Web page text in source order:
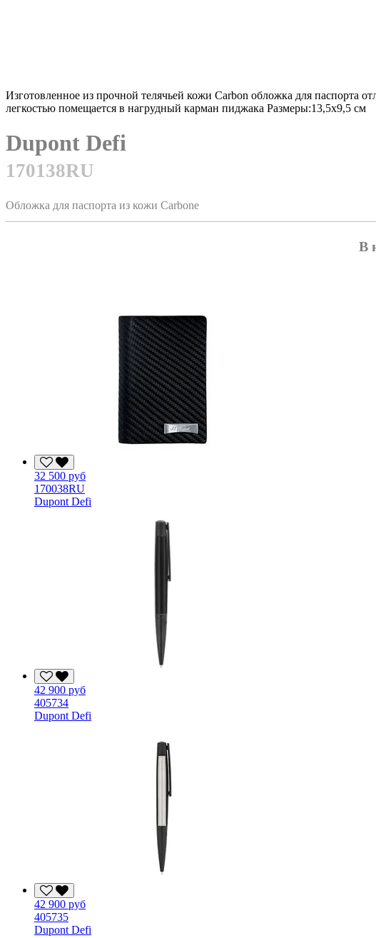
Изготовленное из прочной телячьей кожи Carbon обложка для паспорта
легкостью помещается в нагрудный карман пиджака Размеры:13,5х9,5 см
Dupont Defi
170138RU
Обложка для паспорта из кожи Carbone
В
32 500 руб
170038RU
Dupont Defi
42 900 руб
405734
Dupont Defi
42 900 руб
405735
Dupont Defi